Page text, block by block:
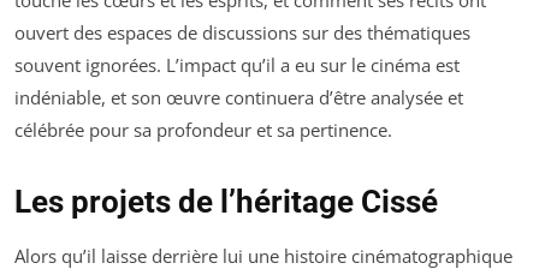
ouvert des espaces de discussions sur des thématiques
souvent ignorées. L’impact qu’il a eu sur le cinéma est
indéniable, et son œuvre continuera d’être analysée et
célébrée pour sa profondeur et sa pertinence.
Les projets de l’héritage Cissé
Alors qu’il laisse derrière lui une histoire cinématographique